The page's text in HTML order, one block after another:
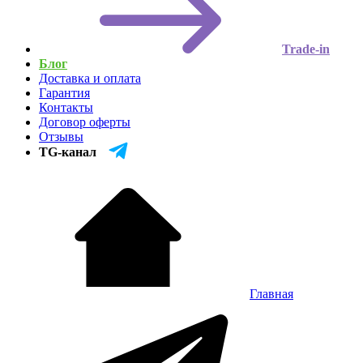
Trade-in
Блог
Доставка и оплата
Гарантия
Контакты
Договор оферты
Отзывы
TG-канал
Главная